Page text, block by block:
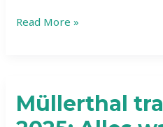
2-
Alles
Read More »
Müllerthal